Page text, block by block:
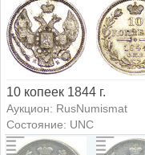
10 копеек 1844 г.
Аукцион: RusNumismat
Состояние: UNC